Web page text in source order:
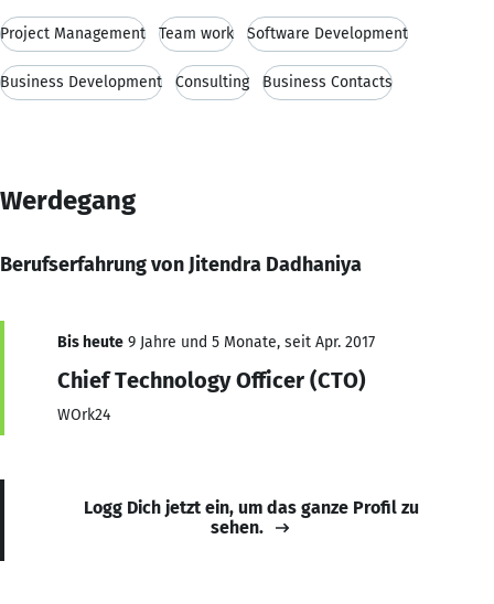
Project Management Team work Software Development
Business Development Consulting Business Contacts
Werdegang
Berufserfahrung von Jitendra Dadhaniya
Bis heute 9 Jahre und 5 Monate, seit Apr. 2017
Chief Technology Officer (CTO)
WOrk24
Logg Dich jetzt ein, um das ganze Profil zu
sehen.